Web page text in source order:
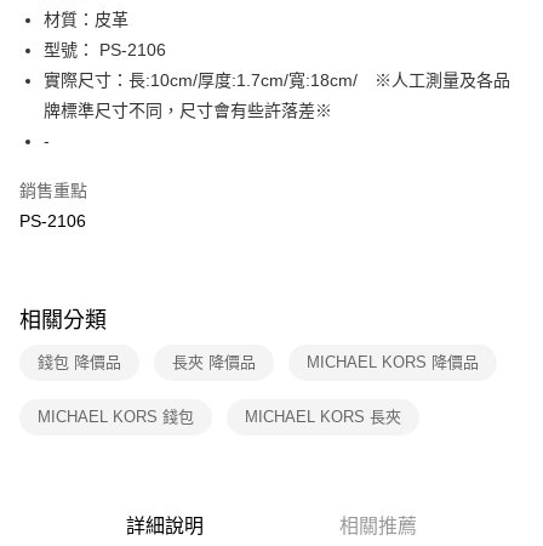
１．簡單：不需註冊會員、不需綁卡、不需儲值。
３．安心：先確認商品／服務後，再付款。
【「AFTEE先享後付」結帳流程】
１．於結帳方式選擇「AFTEE先享後付」後，將跳轉至「AFTEE先享後付」
結帳頁面，進行簡訊認證並確認金額後，即可完成結帳。
３．收到繳費通知簡訊後14天內，點擊此簡訊中的連結，可透過四大超商／
※ 請注意：結帳手續完成當下不需立刻繳費，但若您需要取消訂單，請聯絡
是否繳費成功／繳費後需取消欲退款等相關疑問，請聯繫「AFTEE先享後付
１．透過由恩沛科技股份有限公司提供之「AFTEE先享後付」服務完成之交
易，需依本服務之必要範圍內提供個人資料，並將交易相關給付款項請求債
３．未成年的使用者請事先徵得法定代理人或監護人之同意方可使用
「AFTEE先享後付」，若未經同意申辦者引起之損失，本公司不負相關責
全家取貨付款
免運費
宅配
免運費
材質：皮革
型號： PS-2106
實際尺寸：長:10cm/厚度:1.7cm/寬:18cm/ ※人工測量及各品
牌標準尺寸不同，尺寸會有些許落差※
-
銷售重點
PS-2106
相關分類
錢包 降價品 長夾 降價品 MICHAEL KORS 降價品
MICHAEL KORS 錢包 MICHAEL KORS 長夾
詳細說明 相關推薦